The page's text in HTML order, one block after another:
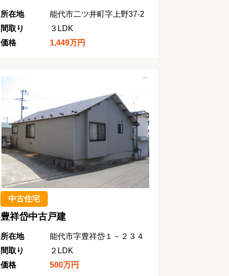
所在地
能代市二ツ井町字上野37-2
間取り
３LDK
価格
1,449万円
中古住宅
豊祥岱中古戸建
所在地
能代市字豊祥岱１－２３４
間取り
２LDK
価格
500万円